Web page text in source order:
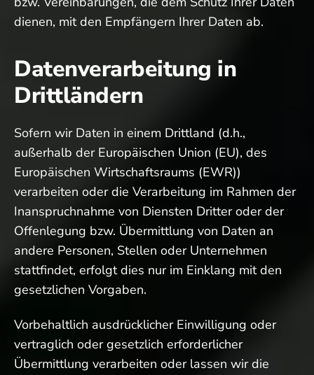
dienen, mit den Empfängern Ihrer Daten ab.
Datenverarbeitung in
Drittländern
Sofern wir Daten in einem Drittland (d.h.,
außerhalb der Europäischen Union (EU), des
Europäischen Wirtschaftsraums (EWR))
verarbeiten oder die Verarbeitung im Rahmen der
Inanspruchnahme von Diensten Dritter oder der
Offenlegung bzw. Übermittlung von Daten an
andere Personen, Stellen oder Unternehmen
stattfindet, erfolgt dies nur im Einklang mit den
gesetzlichen Vorgaben.
Vorbehaltlich ausdrücklicher Einwilligung oder
vertraglich oder gesetzlich erforderlicher
Übermittlung verarbeiten oder lassen wir die